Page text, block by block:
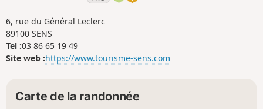
6, rue du Général Leclerc
89100 SENS
Tel :03 86 65 19 49
Site web :https://www.tourisme-sens.com
Carte de la randonnée